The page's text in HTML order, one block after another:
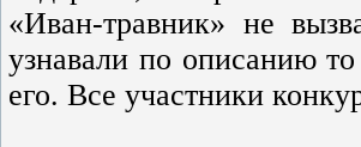
«Иван-травник» не
узнавали по описанию
его. Все участники